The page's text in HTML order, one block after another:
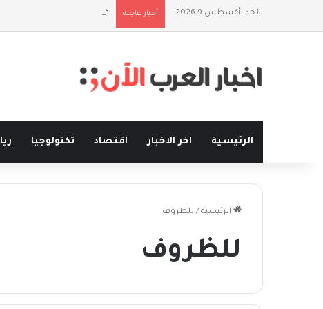
الأحد, أغسطس 9 2026 أخبار عاجلة فلسفة الخيط والموج: نصف
الرئيسية اخر الاخبار اقتصاد تكنولوجيا
الرئيسية / للظروف
للظروف